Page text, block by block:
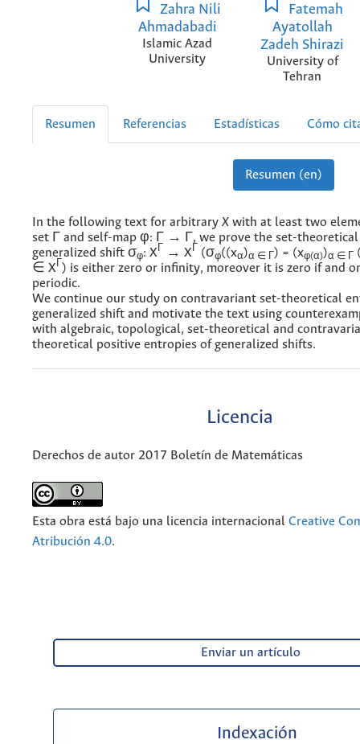
Zahra Nili
Ahmadabadi
Islamic Azad
University
Fatemah
Ayatollah
Zadeh Shirazi
University of
Tehran
Resumen Referencias Estadísticas Cómo
Resumen (en)
In the following text for arbitrary X with at least two
set Γ and self-map φ: Γ → Γ, we prove the set-
generalized shift σφ: X → X (σφ((xα)α ∈ Γ ) = (xφ(α))α ∈ Γ
∈ X ) is either zero or infinity, moreover it is zero if and
periodic.
We continue our study on contravariant set-theoretical
generalized shift and motivate the text using
with algebraic, topological, set-theoretical and
theoretical positive entropies of generalized shifts.
Licencia
Derechos de autor 2017 Boletín de Matemáticas
Esta obra está bajo una licencia internacional Creative
Atribución 4.0.
Enviar un artículo
Indexación